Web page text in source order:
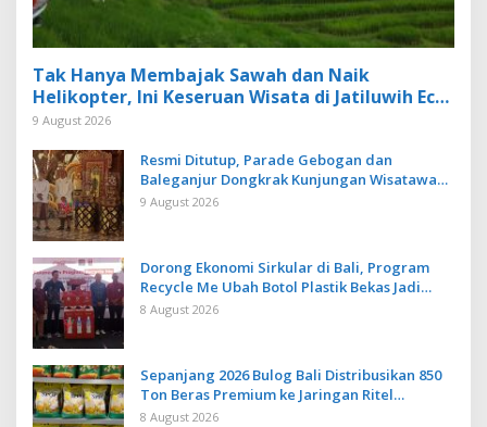
Tak Hanya Membajak Sawah dan Naik
Helikopter, Ini Keseruan Wisata di Jatiluwih Eco
Farm Tabanan
9 August 2026
Resmi Ditutup, Parade Gebogan dan
Baleganjur Dongkrak Kunjungan Wisatawan
Ulun Danu Beratan dan The Blooms
9 August 2026
Dorong Ekonomi Sirkular di Bali, Program
Recycle Me Ubah Botol Plastik Bekas Jadi
Bahan Baku Baru
8 August 2026
Sepanjang 2026 Bulog Bali Distribusikan 850
Ton Beras Premium ke Jaringan Ritel
Moderen
8 August 2026